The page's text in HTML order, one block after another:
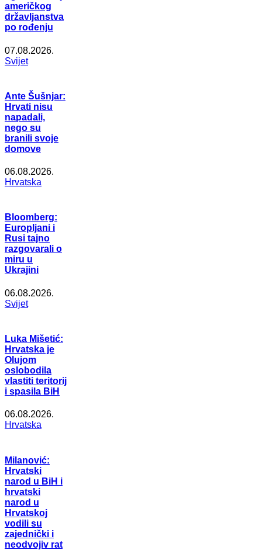
američkog
državljanstva
po rođenju
07.08.2026.
Svijet
Ante Šušnjar:
Hrvati nisu
napadali,
nego su
branili svoje
domove
06.08.2026.
Hrvatska
Bloomberg:
Europljani i
Rusi tajno
razgovarali o
miru u
Ukrajini
06.08.2026.
Svijet
Luka Mišetić:
Hrvatska je
Olujom
oslobodila
vlastiti teritorij
i spasila BiH
06.08.2026.
Hrvatska
Milanović:
Hrvatski
narod u BiH i
hrvatski
narod u
Hrvatskoj
vodili su
zajednički i
neodvojiv rat